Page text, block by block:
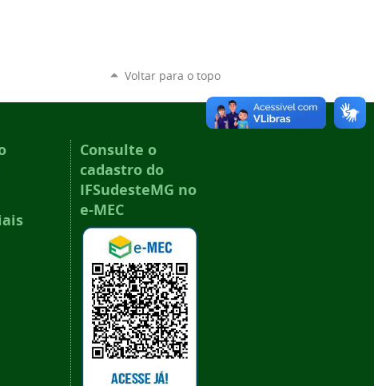
Voltar para o topo
Consulte o
cadastro do
IFSudesteMG no
e-MEC